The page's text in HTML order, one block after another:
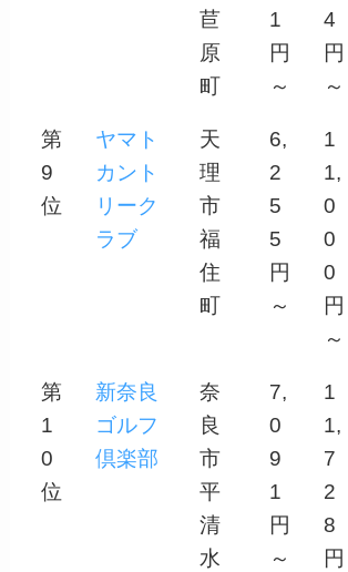
苣
原
町
1
円
～
4
円
～
第
9
位
ヤマト
カント
リーク
ラブ
天
理
市
福
住
町
6,
2
5
5
円
～
1
1,
0
0
0
円
～
第
1
0
位
新奈良
ゴルフ
倶楽部
奈
良
市
平
清
水
7,
0
9
1
円
～
1
1,
7
2
8
円